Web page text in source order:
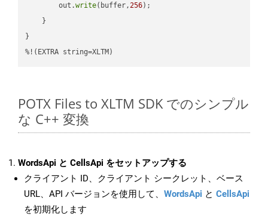
        out.
write(buffer,256);
    }
}
%!(EXTRA string=XLTM)
POTX Files to XLTM SDK でのシンプル
な C++ 変換
WordsApi と CellsApi をセットアップする
クライアント ID、クライアント シークレット、ベース
URL、API バージョンを使用して、 WordsApi と CellsApi
を初期化します